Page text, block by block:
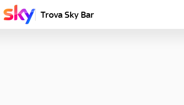
Trova Sky Bar